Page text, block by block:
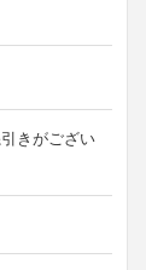
きがござい